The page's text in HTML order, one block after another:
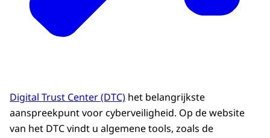
Digital Trust Center (DTC) het belangrijkste
aanspreekpunt voor cyberveiligheid. Op de website
van het DTC vindt u algemene tools, zoals de